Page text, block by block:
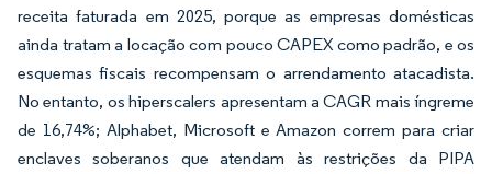
receita faturada em 2025, porque as empresas domésticas
ainda tratam a locação com pouco CAPEX como padrão, e os
esquemas fiscais recompensam o arrendamento atacadista.
No entanto, os hiperscalers apresentam a CAGR mais íngreme
de 16,74%; Alphabet, Microsoft e Amazon correm para criar
enclaves soberanos que atendam às restrições da PIPA